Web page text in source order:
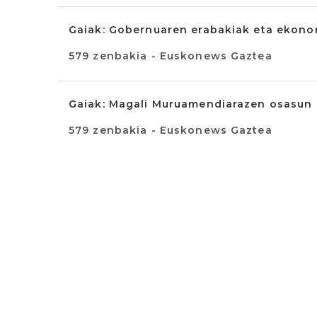
Gaiak: Gobernuaren erabakiak eta
579 zenbakia - Euskonews Gaztea
Gaiak: Magali Muruamendiarazen
579 zenbakia - Euskonews Gaztea